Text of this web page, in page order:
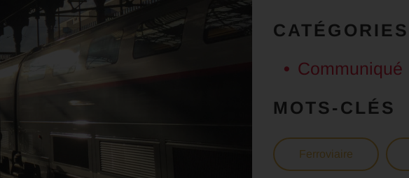
CATÉGORIES
Communiqué
MOTS-CLÉS
Ferroviaire